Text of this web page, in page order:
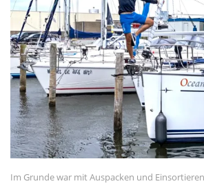
Registrieren
Anmelden
Eintrags-Feed
Kommentar-Feed
WordPress.org
Im Grunde war mit Auspacken und